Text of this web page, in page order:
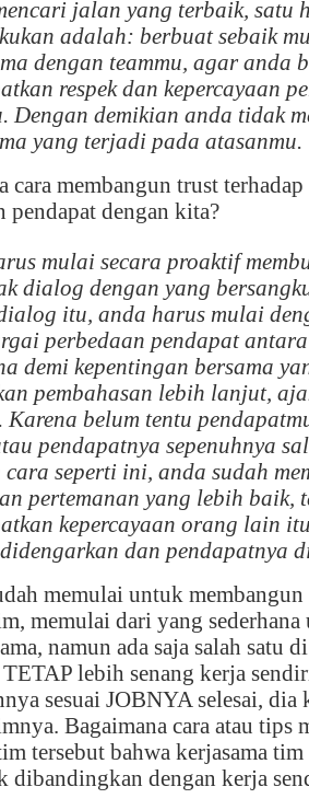
jalan yang terbaik, satu
adalah: berbuat sebaik
dengan teammu, agar anda
respek dan kepercayaan
Dengan demikian anda tidak
yang terjadi pada atasanmu.
cara membangun trust
pendapat dengan kita?
mulai secara proaktif
dialog dengan yang
itu, anda harus mulai
perbedaan pendapat
demi kepentingan bersama
pembahasan lebih lanjut,
Karena belum tentu
pendapatnya sepenuhnya
cara seperti ini, anda sudah
pertemanan yang lebih baik,
kepercayaan orang lain
dan pendapatnya
memulai untuk membangun
memulai dari yang sederhana
namun ada saja salah satu
lebih senang kerja
sesuai JOBNYA selesai,
Bagaimana cara atau tips
tersebut bahwa kerjasama
dibandingkan dengan kerja